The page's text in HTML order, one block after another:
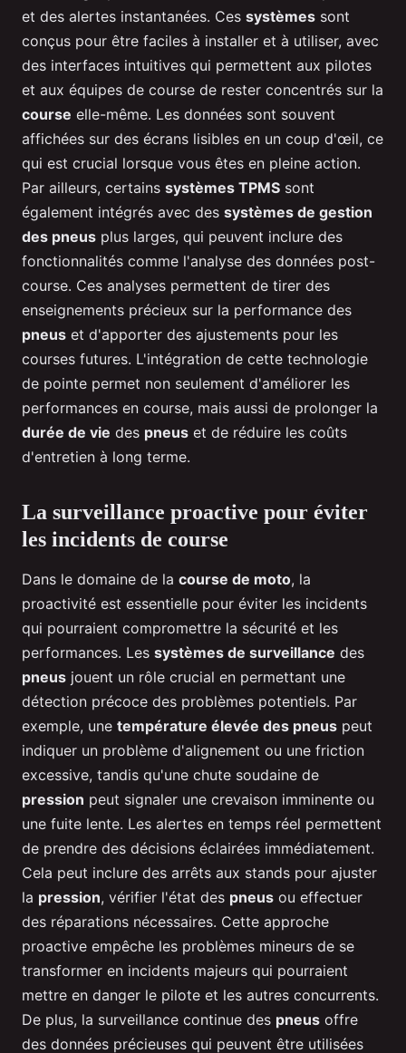
et des alertes instantanées. Ces systèmes sont
conçus pour être faciles à installer et à utiliser, avec
des interfaces intuitives qui permettent aux pilotes
et aux équipes de course de rester concentrés sur la
course elle-même. Les données sont souvent
affichées sur des écrans lisibles en un coup d'œil, ce
qui est crucial lorsque vous êtes en pleine action.
Par ailleurs, certains systèmes TPMS sont
également intégrés avec des systèmes de gestion
des pneus plus larges, qui peuvent inclure des
fonctionnalités comme l'analyse des données post-
course. Ces analyses permettent de tirer des
enseignements précieux sur la performance des
pneus et d'apporter des ajustements pour les
courses futures. L'intégration de cette technologie
de pointe permet non seulement d'améliorer les
performances en course, mais aussi de prolonger la
durée de vie des pneus et de réduire les coûts
d'entretien à long terme.
La surveillance proactive pour éviter
les incidents de course
Dans le domaine de la course de moto, la
proactivité est essentielle pour éviter les incidents
qui pourraient compromettre la sécurité et les
performances. Les systèmes de surveillance des
pneus jouent un rôle crucial en permettant une
détection précoce des problèmes potentiels. Par
exemple, une température élevée des pneus peut
indiquer un problème d'alignement ou une friction
excessive, tandis qu'une chute soudaine de
pression peut signaler une crevaison imminente ou
une fuite lente. Les alertes en temps réel permettent
de prendre des décisions éclairées immédiatement.
Cela peut inclure des arrêts aux stands pour ajuster
la pression, vérifier l'état des pneus ou effectuer
des réparations nécessaires. Cette approche
proactive empêche les problèmes mineurs de se
transformer en incidents majeurs qui pourraient
mettre en danger le pilote et les autres concurrents.
De plus, la surveillance continue des pneus offre
des données précieuses qui peuvent être utilisées